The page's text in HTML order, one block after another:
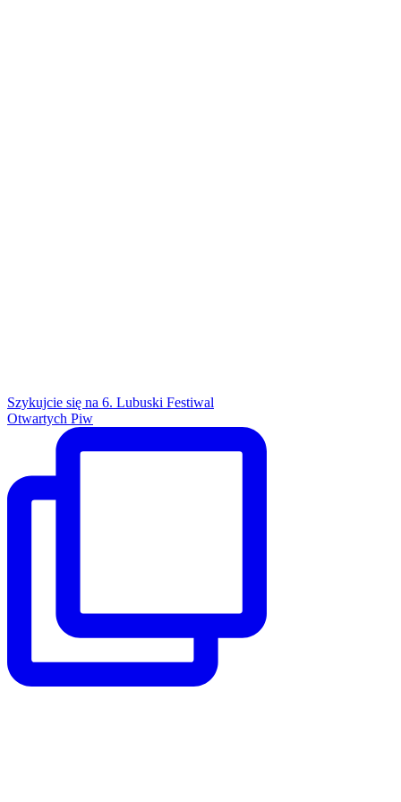
Szykujcie się na 6. Lubuski Festiwal
Otwartych Piw